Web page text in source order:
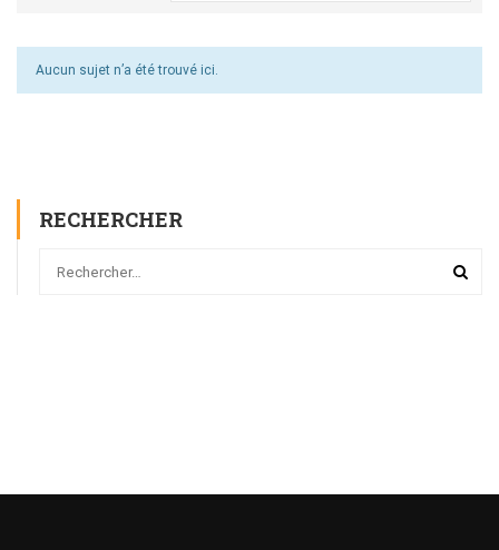
Aucun sujet n’a été trouvé ici.
RECHERCHER